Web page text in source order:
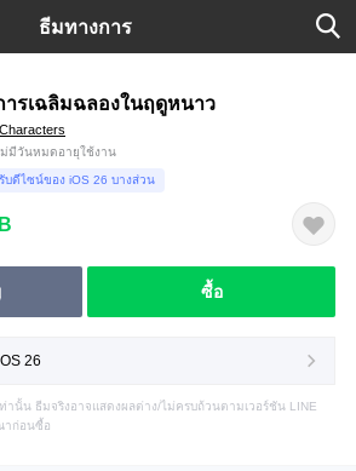
ธีมทางการ
รเฉลิมฉลองในฤดูหนาว
ม่มีวันหมดอายุใช้งาน
บดีไซน์ของ iOS 26 บางส่วน
ซื้อ
26
านั้น ธีมจริงอาจแสดงผลต่าง/ไม่ครบถ้วนตามเวอร์ชัน LINE
าก่อนซื้อ